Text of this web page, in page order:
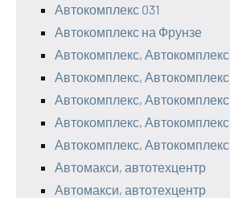
Автокомплекс 031
Автокомплекс на Фрунзе
Автокомплекс, Автокомплекс
Автокомплекс, Автокомплекс
Автокомплекс, Автокомплекс
Автокомплекс, Автокомплекс
Автокомплекс, Автокомплекс
Автомакси, автотехцентр
Автомакси, автотехцентр